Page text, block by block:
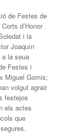
de Festes de
d’Honor
i la
Joaquín
la seua
Festes i
Miguel Gomis;
volgut agrair
festejos
els actes
que